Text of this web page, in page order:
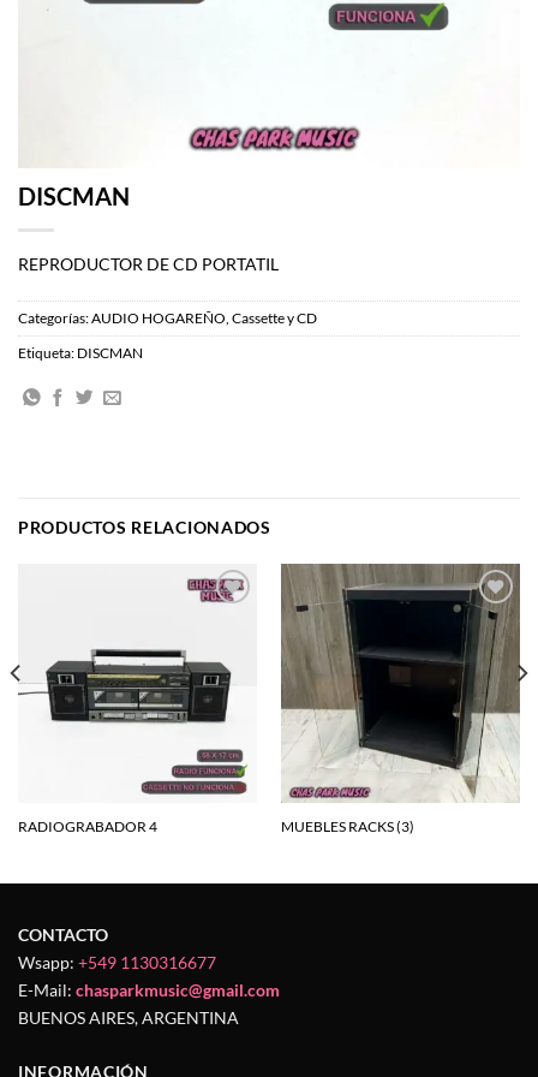
DISCMAN
REPRODUCTOR DE CD PORTATIL
Categorías: AUDIO HOGAREÑO Cassette y CD
Etiqueta: DISCMAN
PRODUCTOS RELACIONADOS
deseos
RADIOGRABADOR 4
Agregar
a la
lista de
deseos
MUEBLES RACKS (3)
CONTACTO
Wsapp: +549 1130316677
E-Mail: chasparkmusic@gmail.com
BUENOS AIRES, ARGENTINA
INFORMACIÓN